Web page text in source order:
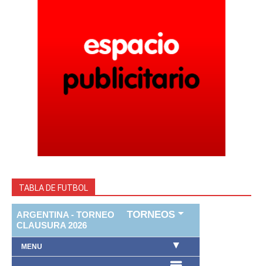
TABLA DE FUTBOL